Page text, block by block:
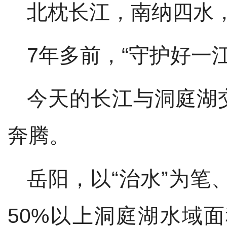
北枕长江，南纳四水
7年多前， “守护好一
今天的长江与洞庭湖
奔腾。
岳阳，以“治水”为笔
50%以上洞庭湖水域